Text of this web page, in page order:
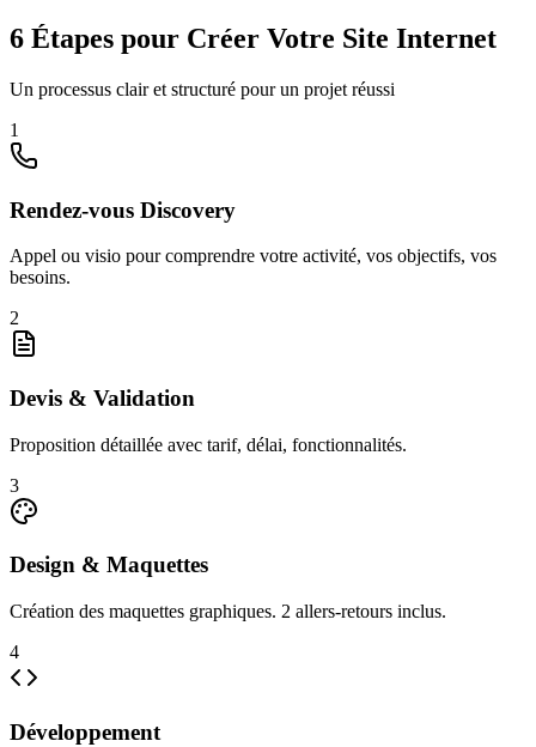
6 Étapes pour Créer Votre Site Internet
Un processus clair et structuré pour un projet réussi
1
Rendez-vous Discovery
Appel ou visio pour comprendre votre activité, vos objectifs, vos
besoins.
2
Devis & Validation
Proposition détaillée avec tarif, délai, fonctionnalités.
3
Design & Maquettes
Création des maquettes graphiques. 2 allers-retours inclus.
4
Développement